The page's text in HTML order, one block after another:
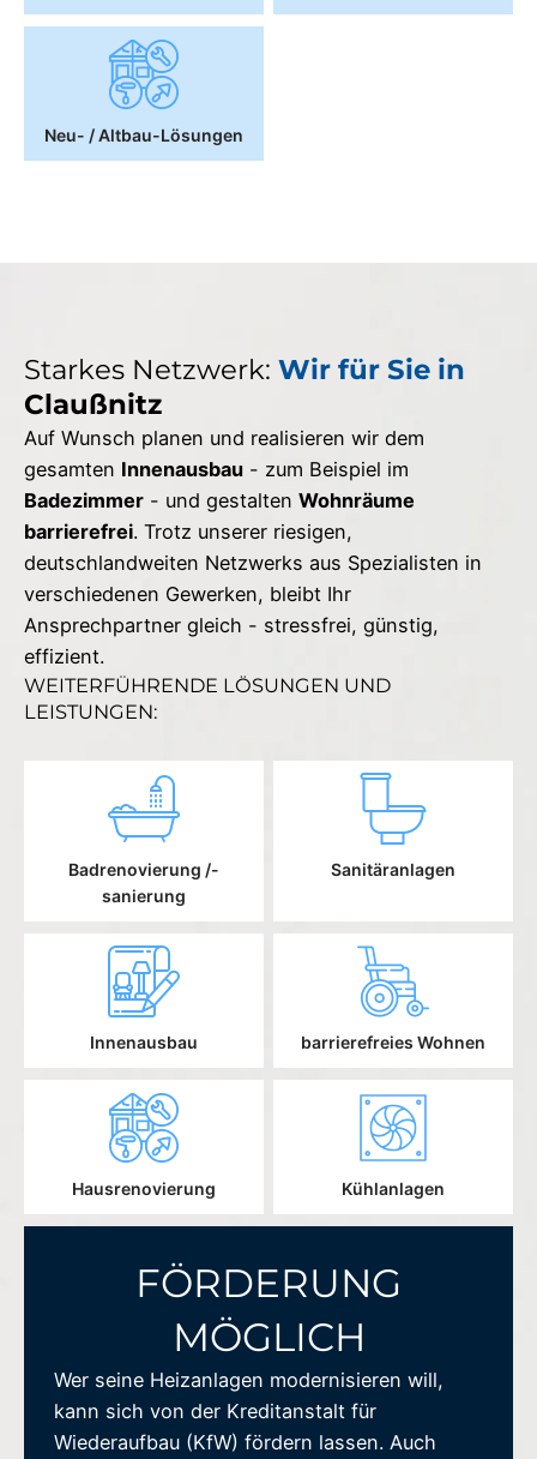
Neu- / Altbau-Lösungen
Starkes Netzwerk: Wir für Sie in
Claußnitz
Auf Wunsch planen und realisieren wir dem
gesamten Innenausbau - zum Beispiel im
Badezimmer - und gestalten Wohnräume
barrierefrei. Trotz unserer riesigen,
deutschlandweiten Netzwerks aus Spezialisten in
verschiedenen Gewerken, bleibt Ihr
Ansprechpartner gleich - stressfrei, günstig,
effizient.
WEITERFÜHRENDE LÖSUNGEN UND
LEISTUNGEN:
Badrenovierung /-
sanierung
Sanitäranlagen
Innenausbau barrierefreies Wohnen
Hausrenovierung Kühlanlagen
FÖRDERUNG
MÖGLICH
Wer seine Heizanlagen modernisieren will,
kann sich von der Kreditanstalt für
Wiederaufbau (KfW) fördern lassen. Auch